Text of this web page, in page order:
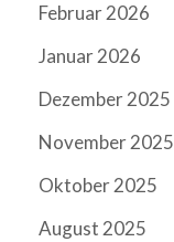
Februar 2026
Januar 2026
Dezember 2025
November 2025
Oktober 2025
August 2025